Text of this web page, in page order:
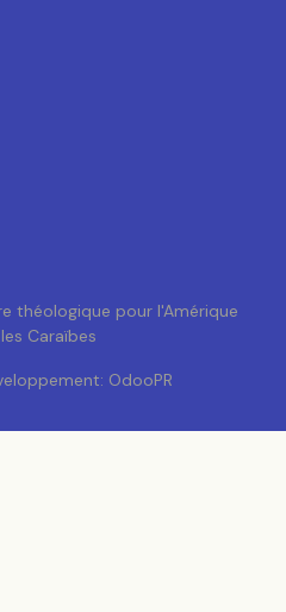
théologique pour l'Amérique
Caraïbes
OdooPR